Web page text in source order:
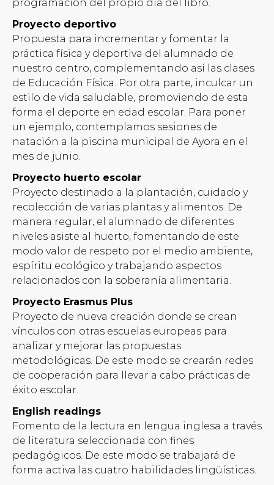
programación del propio día del libro.
Proyecto deportivo
Propuesta para incrementar y fomentar la
práctica física y deportiva del alumnado de
nuestro centro, complementando así las clases
de Educación Física. Por otra parte, inculcar un
estilo de vida saludable, promoviendo de esta
forma el deporte en edad escolar. Para poner
un ejemplo, contemplamos sesiones de
natación a la piscina municipal de Ayora en el
mes de junio.
Proyecto huerto escolar
Proyecto destinado a la plantación, cuidado y
recolección de varias plantas y alimentos. De
manera regular, el alumnado de diferentes
niveles asiste al huerto, fomentando de este
modo valor de respeto por el medio ambiente,
espíritu ecológico y trabajando aspectos
relacionados con la soberanía alimentaria.
Proyecto Erasmus Plus
Proyecto de nueva creación donde se crean
vínculos con otras escuelas europeas para
analizar y mejorar las propuestas
metodológicas. De este modo se crearán redes
de cooperación para llevar a cabo prácticas de
éxito escolar.
English readings
Fomento de la lectura en lengua inglesa a través
de literatura seleccionada con fines
pedagógicos. De este modo se trabajará de
forma activa las cuatro habilidades lingüísticas.